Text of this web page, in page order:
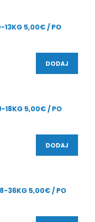
13KG 5,00€ / PO
DODAJ
18KG 5,00€ / PO
DODAJ
36KG 5,00€ / PO